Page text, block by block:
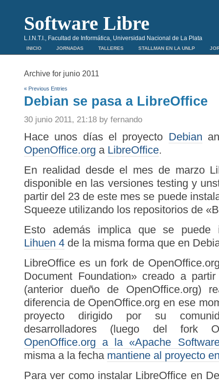
Software Libre
L.I.N.T.I., Facultad de Informática, Universidad Nacional de La Plata
INICIO JORNADAS TALLERES STALLMAN EN LA UNLP
Archive for junio 2011
« Previous Entries
Debian se pasa a LibreOffice
30 junio 2011, 21:18 by fernando
Hace unos días el proyecto Debian
OpenOffice.org a LibreOffice.
En realidad desde el mes de marzo
disponible en las versiones testing y
partir del 23 de este mes se puede
Squeeze utilizando los repositorios de
Esto además implica que se puede
Lihuen 4 de la misma forma que en
LibreOffice es un fork de
Document Foundation» creado a
(anterior dueño de OpenOffice.org)
diferencia de OpenOffice.org en ese
proyecto dirigido por su
desarrolladores (luego del fork
OpenOffice.org a la «Apache
misma a la fecha mantiene al proyecto
Para ver como instalar LibreOffice en